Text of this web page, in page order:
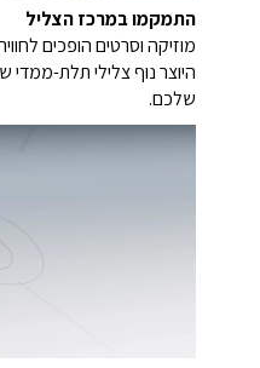
התמקמו במרכז הצליל
מוזיקה וסרטים הופכים
היוצר נוף צלילי תלת-
שלכם.